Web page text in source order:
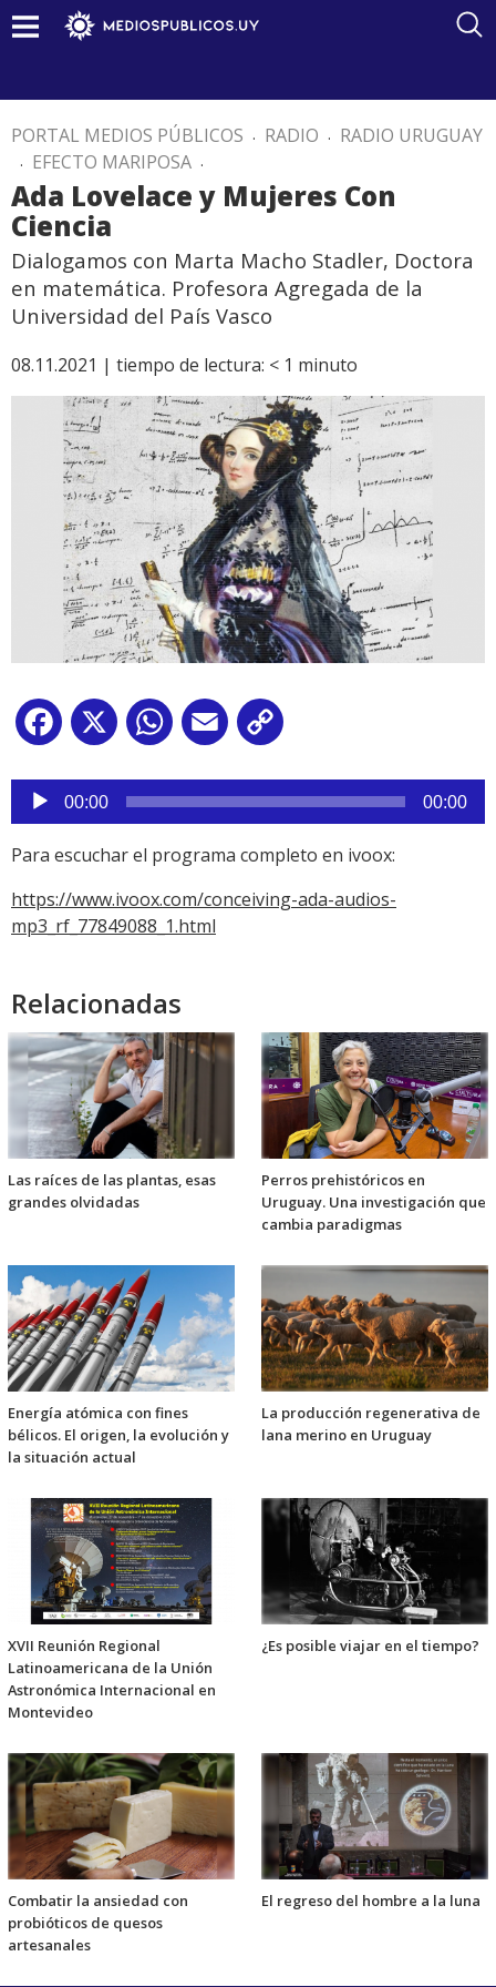
PORTAL MEDIOS PÚBLICOS . RADIO . RADIO URUGUAY
. EFECTO MARIPOSA .
Ada Lovelace y Mujeres Con
Ciencia
Dialogamos con Marta Macho Stadler, Doctora
en matemática. Profesora Agregada de la
Universidad del País Vasco
08.11.2021 | tiempo de lectura: < 1 minuto
Facebook
X WhatsApp
Email
Reproductor
audio
00:00 00:00
Para escuchar el programa completo en ivoox:
https://www.ivoox.com/conceiving-ada-audios-
mp3_rf_77849088_1.html
Relacionadas
Las raíces de las plantas, esas
grandes olvidadas
Perros prehistóricos en
Uruguay. Una investigación que
cambia paradigmas
Energía atómica con fines
bélicos. El origen, la evolución y
la situación actual
La producción regenerativa de
lana merino en Uruguay
XVII Reunión Regional
Latinoamericana de la Unión
Astronómica Internacional en
Montevideo
¿Es posible viajar en el tiempo?
Combatir la ansiedad con
probióticos de quesos
artesanales
El regreso del hombre a la luna